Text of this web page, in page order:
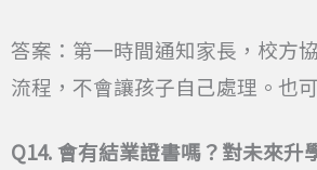
答案：第一時間通知家長，校方
流程，不會讓孩子自己處理。也
Q14.會有結業證書嗎？對未來升